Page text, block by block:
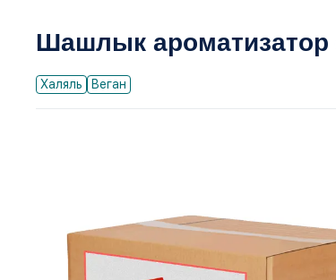
Шашлык ароматизатор
Халяль Веган